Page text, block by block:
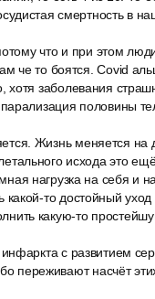
смертность в
что и при этом
че то боятся. Covid
хотя заболевания
половины
Жизнь меняется на
исхода это
нагрузка на себя и
то достойный уход
какую-то
с развитием
переживают насчёт